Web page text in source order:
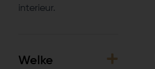
interieur.
Welke